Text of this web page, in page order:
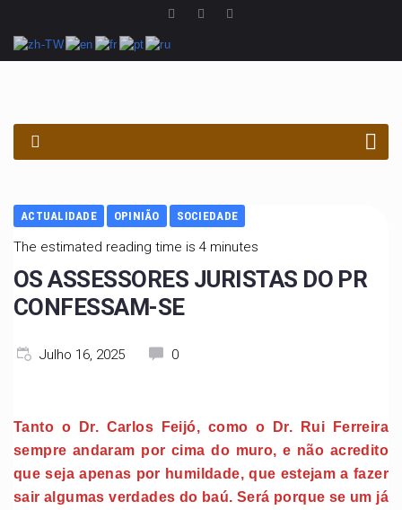
ACTUALIDADE OPINIÃO SOCIEDADE
The estimated reading time is 4 minutes
OS ASSESSORES JURISTAS DO PR
CONFESSAM-SE
Julho 16, 2025 0
Tanto o Dr. Carlos Feijó, como o Dr. Rui Ferreira
sempre andaram por cima do muro, e não acredito
que seja apenas por humildade, que estejam a fazer
sair algumas verdades do baú. Será porque se um já
PROCURAR